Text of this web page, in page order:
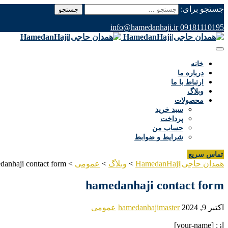
جستجو برای:
09181110195
info@hamedanhaji.ir
خانه
درباره ما
ارتباط با ما
وبلاگ
محصولات
سبد خرید
پرداخت
حساب من
شرایط و ضوابط
تماس سریع
همدان حاجی|HamedanHaji > وبلاگ > عمومی >
contact form
hamedanhaji contact form
اکتبر 9, 2024 hamedanhajimaster عمومی
از: [your-name]